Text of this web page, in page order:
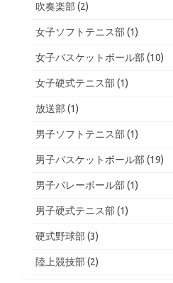
吹奏楽部 (2)
女子ソフトテニス部 (1)
女子バスケットボール部 (10)
女子硬式テニス部 (1)
放送部 (1)
男子ソフトテニス部 (1)
男子バスケットボール部 (19)
男子バレーボール部 (1)
男子硬式テニス部 (1)
硬式野球部 (3)
陸上競技部 (2)